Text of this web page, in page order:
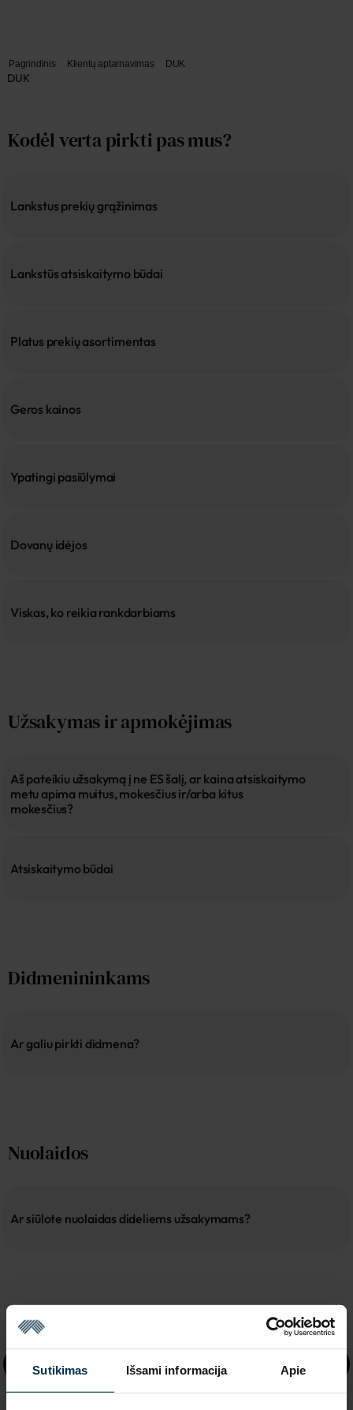
Sutikimas Išsami informacija Apie
Pagrindinis Klientų aptarnavimas DUK
DUK
Kodėl verta pirkti pas mus?
Lankstus prekių grąžinimas
Lankstūs atsiskaitymo būdai
Platus prekių asortimentas
Geros kainos
Ypatingi pasiūlymai
Dovanų idėjos
Viskas, ko reikia rankdarbiams
Užsakymas ir apmokėjimas
Aš pateikiu užsakymą į ne ES šalį, ar kaina atsiskaitymo
metu apima muitus, mokesčius ir/arba kitus
mokesčius?
Atsiskaitymo būdai
Didmenininkams
Ar galiu pirkti didmena?
Nuolaidos
Ar siūlote nuolaidas dideliems užsakymams?
Informacija
DUK